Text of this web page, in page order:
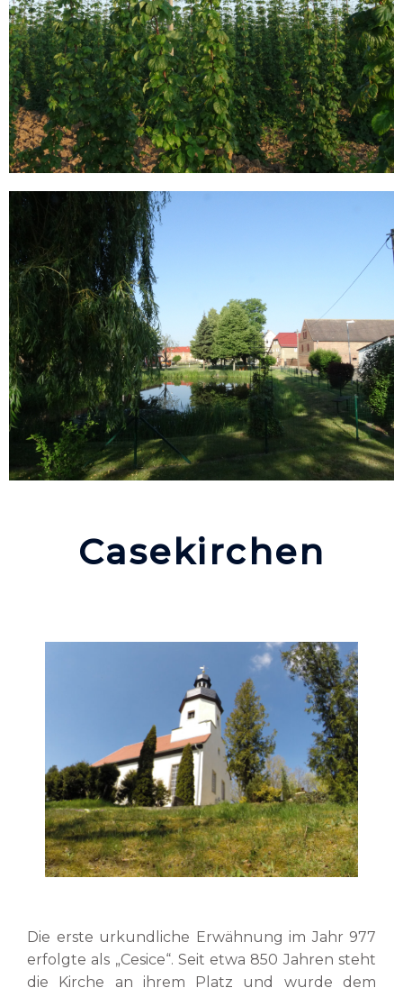
Casekirchen
Die erste urkundliche Erwähnung im Jahr 977
erfolgte als „Cesice“. Seit etwa 850 Jahren steht
die Kirche an ihrem Platz und wurde dem